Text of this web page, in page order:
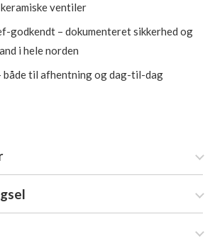
ventiler
godkendt – dokumenteret sikkerhed og
i hele norden
både til afhentning og dag-til-dag